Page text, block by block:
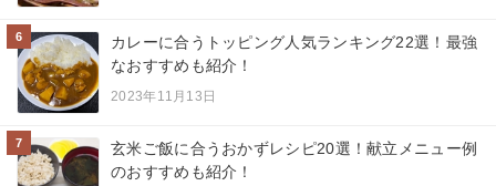
6
カレーに合うトッピング人気ランキング22選！最強
なおすすめも紹介！
2023年11月13日
7
玄米ご飯に合うおかずレシピ20選！献立メニュー例
のおすすめも紹介！